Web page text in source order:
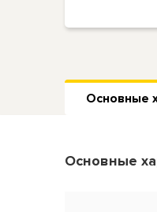
Основные
Основные